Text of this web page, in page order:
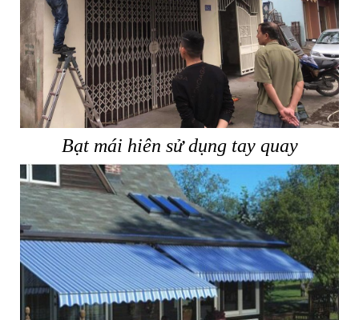
Bạt mái hiên sử dụng tay quay